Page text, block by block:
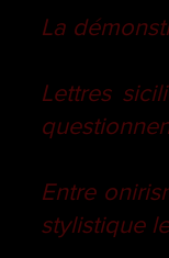
La
Lettres
Entre
stylistique